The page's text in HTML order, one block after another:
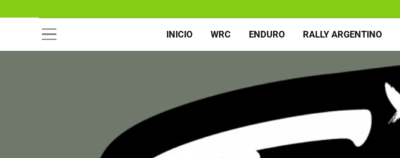
INICIO WRC ENDURO RALLY ARGENTINO